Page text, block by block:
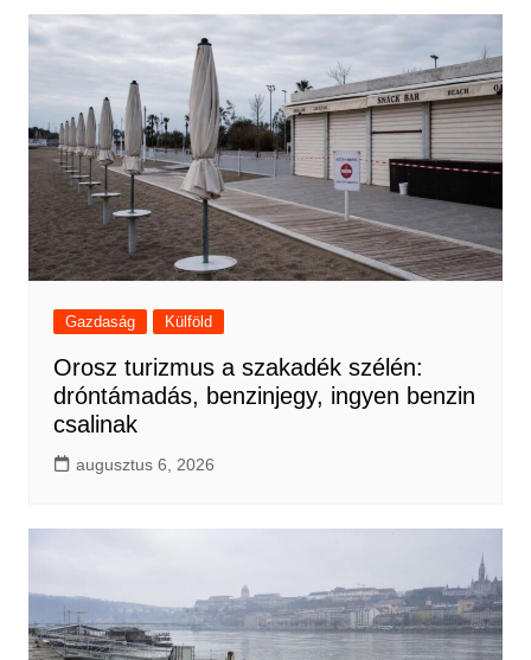
Gazdaság Külföld
Orosz turizmus a szakadék szélén:
dróntámadás, benzinjegy, ingyen benzin
csalinak
augusztus 6, 2026